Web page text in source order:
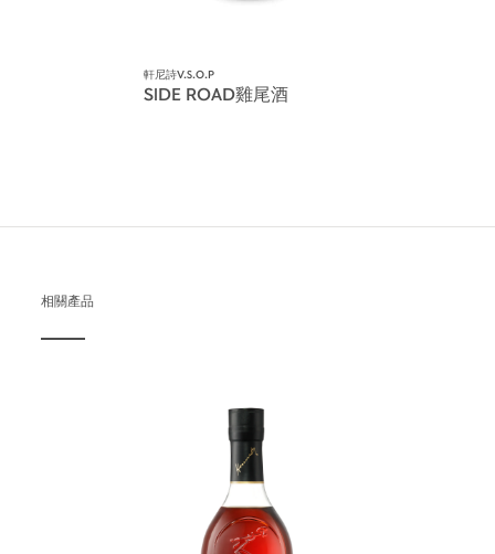
軒尼詩V.S.O.P
SIDE ROAD雞尾酒
相關產品